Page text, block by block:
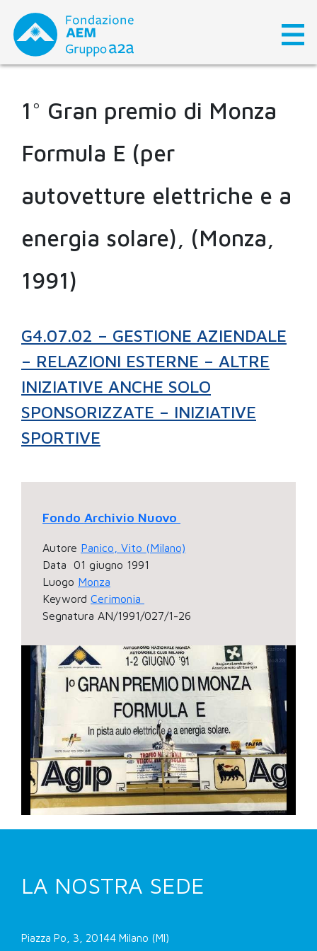
content
1° Gran premio di Monza
Formula E (per
autovetture elettriche e a
energia solare), (Monza,
1991)
G4.07.02 – GESTIONE AZIENDALE
– RELAZIONI ESTERNE – ALTRE
INIZIATIVE ANCHE SOLO
SPONSORIZZATE – INIZIATIVE
SPORTIVE
Fondo Archivio Nuovo
Autore Panico, Vito (Milano)
Data 01 giugno 1991
Luogo Monza
Keyword Cerimonia
Segnatura AN/1991/027/1-26
LA NOSTRA SEDE
Piazza Po, 3, 20144 Milano (MI)